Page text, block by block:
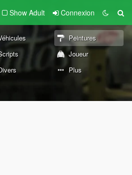
Show Adult Connexion
Peintures
Joueur
Plus